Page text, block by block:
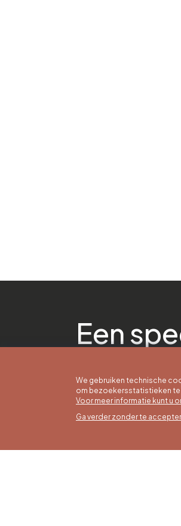
Een
We gebruiken technische
om bezoekersstatistieken te
Voor meer informatie kunt u
Ga verder zonder te